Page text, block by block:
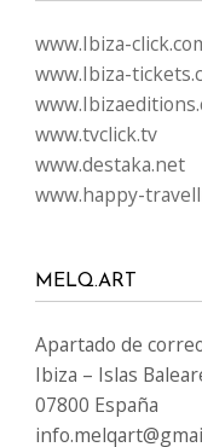
www.Ibiza-
www.Ibiza-
www.tvclick.tv
www.destaka.net
www.happy-
MELQ.ART
Apartado de
Ibiza – Islas
07800 España